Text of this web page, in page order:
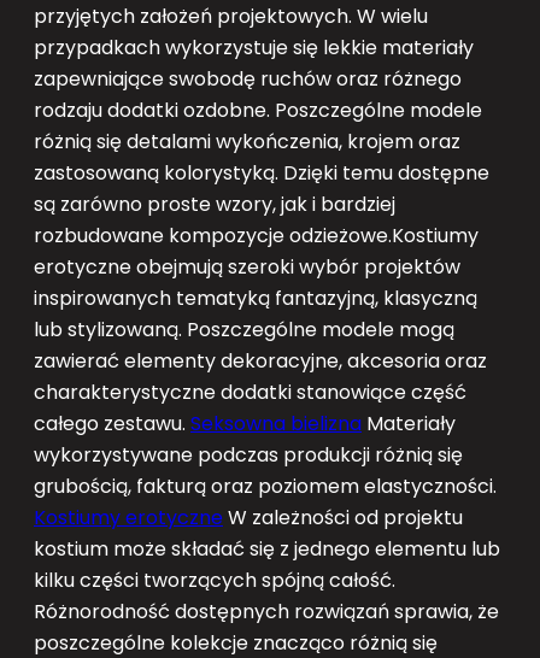
przyjętych założeń projektowych. W wielu
przypadkach wykorzystuje się lekkie materiały
zapewniające swobodę ruchów oraz różnego
rodzaju dodatki ozdobne. Poszczególne modele
różnią się detalami wykończenia, krojem oraz
zastosowaną kolorystyką. Dzięki temu dostępne
są zarówno proste wzory, jak i bardziej
rozbudowane kompozycje odzieżowe.Kostiumy
erotyczne obejmują szeroki wybór projektów
inspirowanych tematyką fantazyjną, klasyczną
lub stylizowaną. Poszczególne modele mogą
zawierać elementy dekoracyjne, akcesoria oraz
charakterystyczne dodatki stanowiące część
całego zestawu. Seksowna bielizna Materiały
wykorzystywane podczas produkcji różnią się
grubością, fakturą oraz poziomem elastyczności.
Kostiumy erotyczneW zależności od projektu
kostium może składać się z jednego elementu lub
kilku części tworzących spójną całość.
Różnorodność dostępnych rozwiązań sprawia, że
poszczególne kolekcje znacząco różnią się